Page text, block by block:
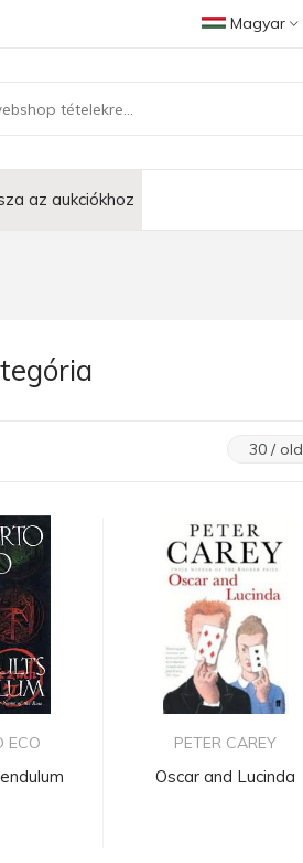
Magyar
az aukciókhoz
ECO PETER CAREY
Oscar and Lucinda